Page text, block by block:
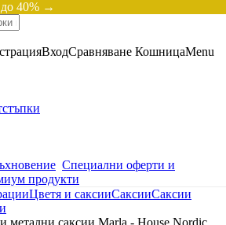
до 40% →
ВходСравняване КошницаMenu
Специални оферти и
продукти
Цветя и саксииСаксииСаксии